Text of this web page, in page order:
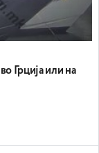
Грција или на